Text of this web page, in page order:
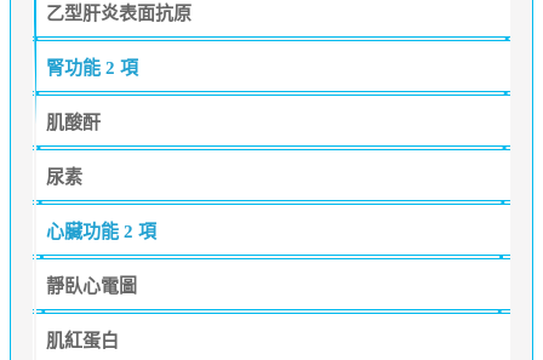
乙型肝炎表面抗原
腎功能 2 項
肌酸酐
尿素
心臟功能 2 項
靜臥心電圖
肌紅蛋白